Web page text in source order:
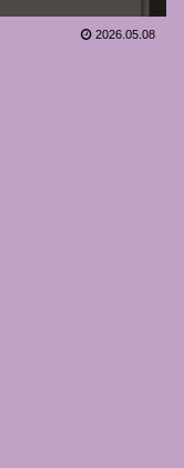
2026.05.08